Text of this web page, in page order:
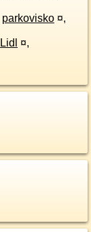
parkovisko ¤,
Lidl ¤,